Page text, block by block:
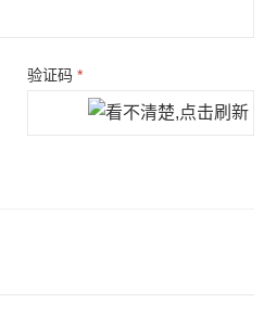
验证码*